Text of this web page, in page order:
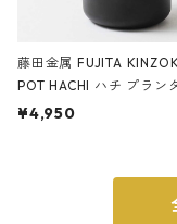
藤田金属 FUJITA
POT HACHI ハチ プラン
ト 3号 ブラック
¥4,950